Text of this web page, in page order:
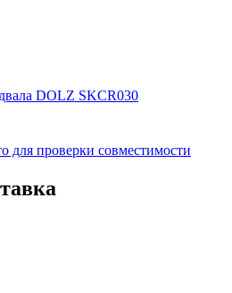
DOLZ SKCR030
для проверки совместимости